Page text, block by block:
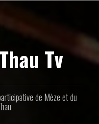
Tv
de Mèze et du